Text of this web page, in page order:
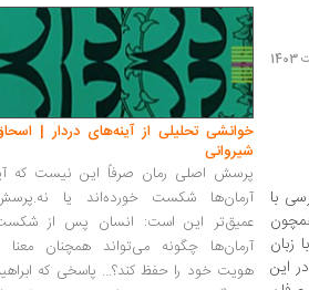
با
زبان
این
خوانشی تحلیلی از آینه‌های دردار |
شیروانی
پرسش اصلی رمان صرفاً این نیست که
آرمان‌ها شکست خورده‌اند یا
عمیق‌تر این است: انسان پس از
آرمان‌ها چگونه می‌تواند همچنان معنا
هویت خود را حفظ کند؟... پاسخی که